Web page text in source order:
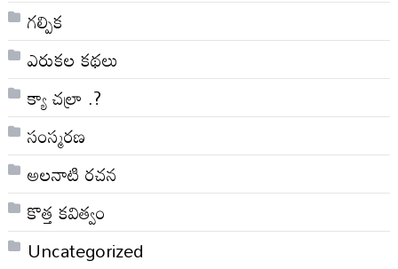
గల్పిక
ఎరుకల కథలు
క్యా చల్రా .?
సంస్మరణ
అలనాటి రచన
కొత్త కవిత్వం
Uncategorized